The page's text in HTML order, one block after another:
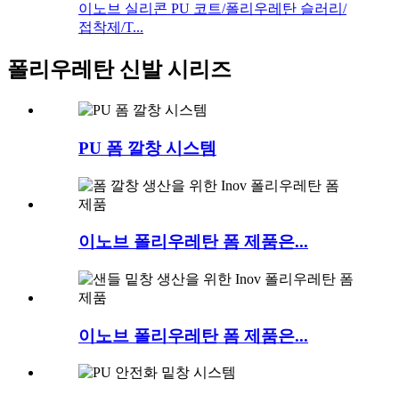
이노브 실리콘 PU 코트/폴리우레탄 슬러리/
접착제/T...
폴리우레탄 신발 시리즈
PU 폼 깔창 시스템
이노브 폴리우레탄 폼 제품은...
이노브 폴리우레탄 폼 제품은...